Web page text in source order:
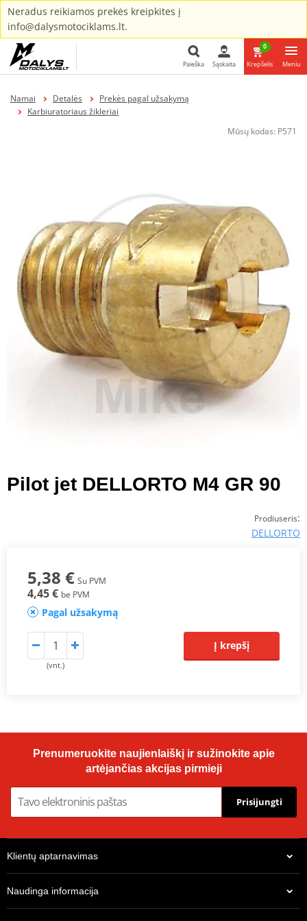
Neradus reikiamos prekės kreipkites į
info@dalysmotociklams.lt.
Paieška Sąskaita
0
Krepšelis Meniu
Namai Detalės
Prekės pagal užsakymą
Karbiuratoriaus žikleriai
Mūsų kodas: P571
Pilot jet DELLORTO M4 GR 90
Prodiuseris:
DELLORTO
5,38 € Su PVM
4,45 € be PVM
Pagal užsakymą
(vnt.)
Į krepšį
Prenumeruokite naujienlaiškį ir sužinokite apie
artėjančias akcijas pirmieji
Prisijungti
Klientų aptarnavimas
Naudinga informacija